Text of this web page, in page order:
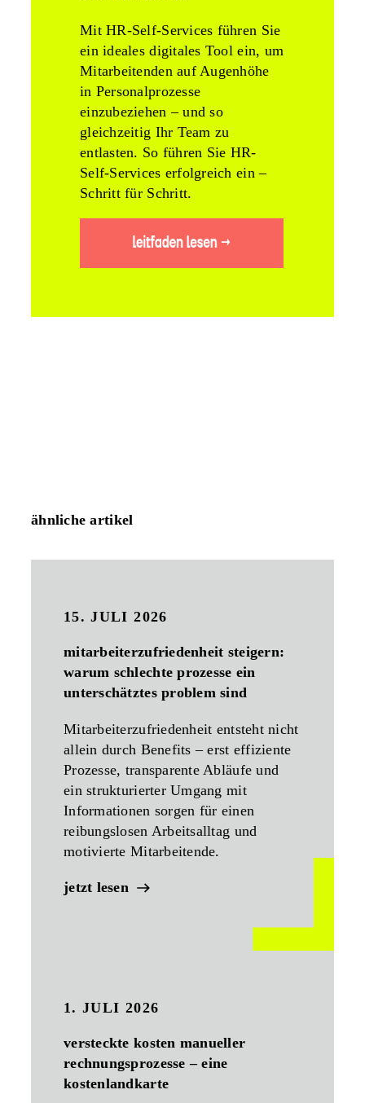
Mit HR-Self-Services führen Sie
ein ideales digitales Tool ein, um
Mitarbeitenden auf Augenhöhe
in Personalprozesse
einzubeziehen – und so
gleichzeitig Ihr Team zu
entlasten. So führen Sie HR-
Self-Services erfolgreich ein –
Schritt für Schritt.
ähnliche artikel
15. JULI 2026
mitarbeiterzufriedenheit steigern:
warum schlechte prozesse ein
unterschätztes problem sind
Mitarbeiterzufriedenheit entsteht nicht
allein durch Benefits – erst effiziente
Prozesse, transparente Abläufe und
ein strukturierter Umgang mit
Informationen sorgen für einen
reibungslosen Arbeitsalltag und
motivierte Mitarbeitende.
jetzt lesen
1. JULI 2026
versteckte kosten manueller
rechnungsprozesse – eine
kostenlandkarte